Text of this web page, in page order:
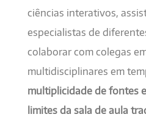
ciências interativos,
especialistas de
colaborar com colegas
multidisciplinares em
multiplicidade de fontes
limites da sala de aula